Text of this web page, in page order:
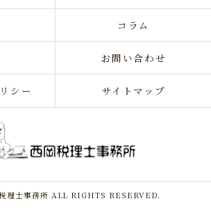
コラム
お問い合わせ
シー サイトマップ
理士事務所 ALL RIGHTS RESERVED.